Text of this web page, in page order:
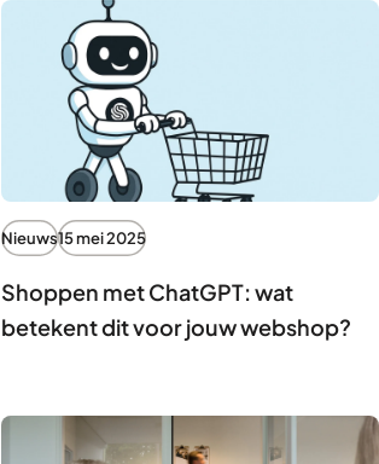
Nieuws15 mei 2025
Shoppen met ChatGPT: wat
betekent dit voor jouw webshop?